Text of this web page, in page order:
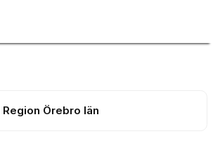
Region Örebro län